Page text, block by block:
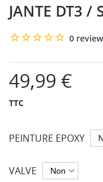
JANTE DT3 /
0
49,99 €
TTC
PEINTURE EPOXY
VALVE